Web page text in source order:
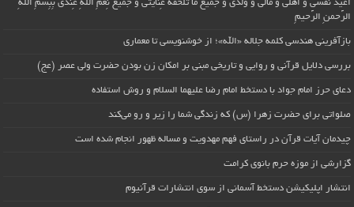
اُعیذُ نَفسی وَ أهلی وَ مالی وَ وُلدی و جَمیعَ ما تَلحَقُهُ عِنایتی و جَمیعَ نِعَمِ اللّهِ عِندی بِبِسمِ اللّهِ
الرَّحمنِ الرَّحیمِ
بازآفرینی هندسی کلمه جلاله «الله»؛ از خوشنویسی تا معماری
بررسی دلایل قرآنی و روایی و تاریخی مبنی بر امکان زن بودن حضرت ولی عصر (عج)
دعای حرز امام جواد با دستخط امام رضا علیهما السلام و روش استفاده
صلواتی برای حضرت زهرا (س) که زندگی شما را زیر و رو می‌کند
چیدمان آیات قرآن در راستای فهم مهدویت و مساله ظهور انجام شده است
گزارشی از موزه حرم بانوی کرامت
انتشار اپلیکیشن دستخط آسمانی از سوی انتشارات قرآنیوم